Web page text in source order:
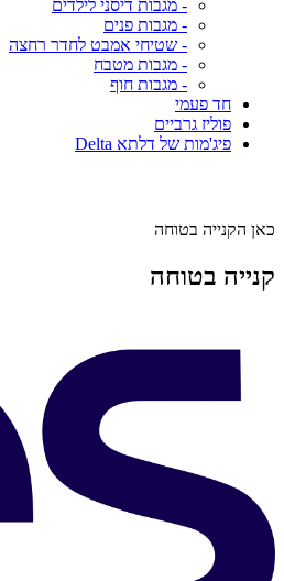
- מגבות דיסני לילדים
- מגבות פנים
- שטיחי אמבט לחדר רחצה
- מגבות מטבח
- מגבות חוף
חד פעמי
פוליז גרביים
פיג'מות של דלתא Delta
כאן הקנייה בטוחה
קנייה בטוחה